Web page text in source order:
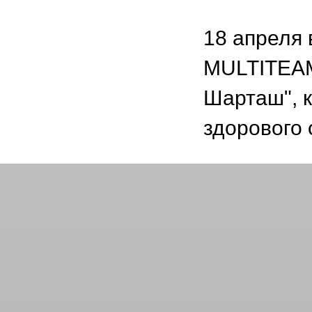
18 апреля
Шарташ",